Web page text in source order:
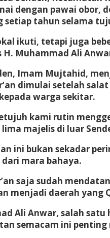
dengan pawai obor,
setiap tahun selama
ikuti, tetapi juga
Muhammad Ali
Imam Mujtahid,
dimulai setelah
warga sekitar.
kami rutin
majelis di luar
ini bukan sekadar
mara bahaya.
saja sudah
menjadi daerah yang
Ali Anwar, salah
semacam ini